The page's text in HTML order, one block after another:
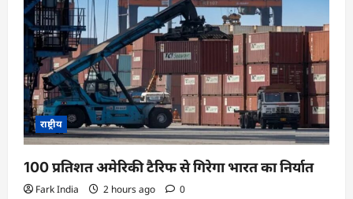
राष्ट्रीय
100 प्रतिशत अमेरिकी टैरिफ से गिरेगा भारत का निर्यात
Fark India 2 hours ago 0